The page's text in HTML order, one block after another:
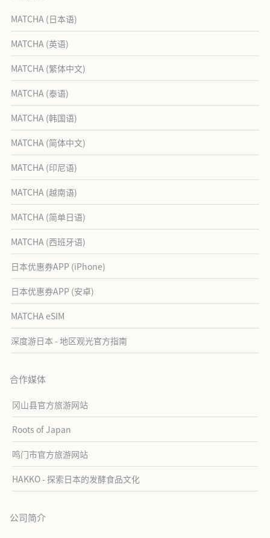
MATCHA (日本语)
MATCHA (英语)
MATCHA (繁体中文)
MATCHA (泰语)
MATCHA (韩国语)
MATCHA (简体中文)
MATCHA (印尼语)
MATCHA (越南语)
MATCHA (简单日语)
MATCHA (西班牙语)
日本优惠券APP (iPhone)
日本优惠券APP (安卓)
MATCHA eSIM
深度游日本 - 地区观光官方指南
合作媒体
冈山县官方旅游网站
Roots of Japan
鸣门市官方旅游网站
HAKKO - 探索日本的发酵食品文化
公司简介